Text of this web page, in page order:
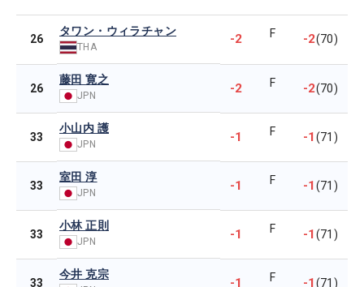
26
タワン・ウィラチャン
THA
-2 F -2(70)
26
藤田 寛之
JPN -2 F -2(70)
33
小山内 護
JPN -1 F -1(71)
33
室田 淳
JPN -1 F -1(71)
33
小林 正則
JPN -1 F -1(71)
33
今井 克宗
-1 F -1(71)